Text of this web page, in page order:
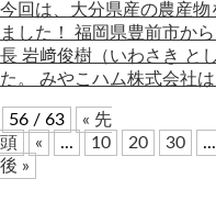
今回は、大分県産の農産
ました！ 福岡県豊前市か
長 岩﨑俊樹（いわさき と
た。 みやこハム株式会社
56 / 63
« 先
頭
« ... 10 20 30 ...
後 »